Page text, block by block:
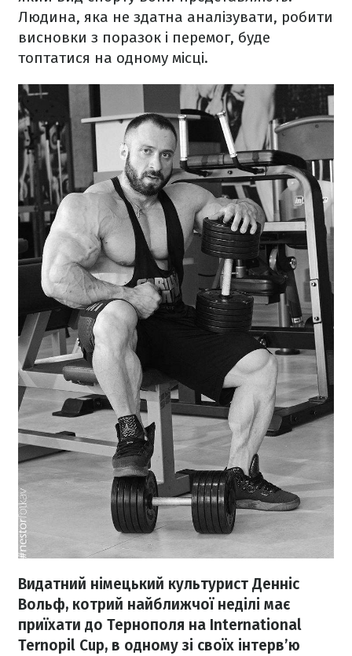
Людина, яка не здатна аналізувати, робити
висновки з поразок і перемог, буде
топтатися на одному місці.
Видатний німецький культурист Денніс
Вольф, котрий найближчої неділі має
приїхати до Тернополя на International
Ternopil Cup, в одному зі своїх інтерв’ю